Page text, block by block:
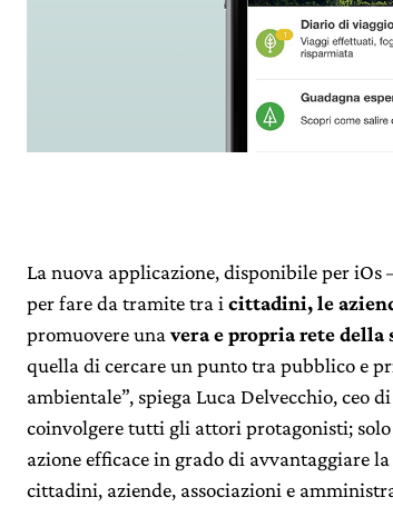
La nuova applicazione, disponibile per iOs
per fare da tramite tra i cittadini, le
promuovere una vera e propria rete
quella di cercare un punto tra pubblico e
ambientale”, spiega Luca Delvecchio, ceo
coinvolgere tutti gli attori protagonisti; solo
azione efficace in grado di avvantaggiare
cittadini, aziende, associazioni e